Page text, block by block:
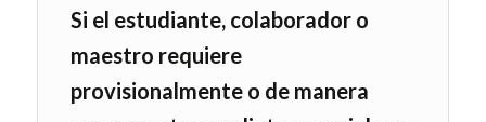
Si el estudiante, colaborador o
maestro requiere
provisionalmente o de manera